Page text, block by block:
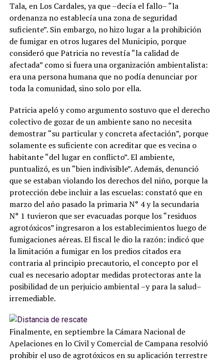
Tala, en Los Cardales, ya que –decía el fallo– “la
ordenanza no establecía una zona de seguridad
suficiente”. Sin embargo, no hizo lugar a la prohibición
de fumigar en otros lugares del Municipio, porque
consideró que Patricia no revestía “la calidad de
afectada” como si fuera una organización ambientalista:
era una persona humana que no podía denunciar por
toda la comunidad, sino solo por ella.
Patricia apeló y como argumento sostuvo que el derecho
colectivo de gozar de un ambiente sano no necesita
demostrar “su particular y concreta afectación”, porque
solamente es suficiente con acreditar que es vecina o
habitante “del lugar en conflicto”. El ambiente,
puntualizó, es un “bien indivisible”. Además, denunció
que se estaban violando los derechos del niño, porque la
protección debe incluir a las escuelas: constató que en
marzo del año pasado la primaria N° 4 y la secundaria
N° 1 tuvieron que ser evacuadas porque los “residuos
agrotóxicos” ingresaron a los establecimientos luego de
fumigaciones aéreas. El fiscal le dio la razón: indicó que
la limitación a fumigar en los predios citados era
contraria al principio precautorio, el concepto por el
cual es necesario adoptar medidas protectoras ante la
posibilidad de un perjuicio ambiental –y para la salud–
irremediable.
Finalmente, en septiembre la Cámara Nacional de
Apelaciones en lo Civil y Comercial de Campana resolvió
prohibir el uso de agrotóxicos en su aplicación terrestre